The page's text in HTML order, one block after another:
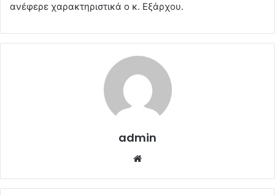
ανέφερε χαρακτηριστικά ο κ. Εξάρχου.
admin